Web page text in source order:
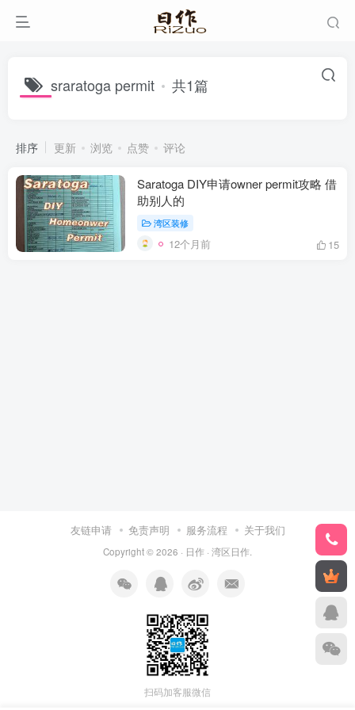
sraratoga permit 共1篇
排序 更新 浏览 点赞 评论
Saratoga DIY申请owner permit攻略 借
助别人的
湾区装修
12个月前 15
友链申请 免责声明 服务流程 关于我们
Copyright © 2026 · 日作 · 湾区日作
扫码加客服微信